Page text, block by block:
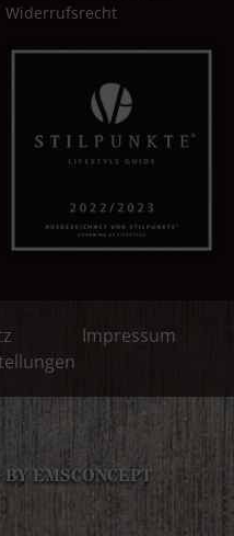
Widerrufsrecht
Impressum
EMSCONCEPT